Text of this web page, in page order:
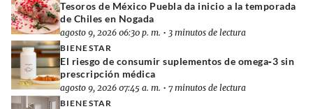
Tesoros de México Puebla da inicio a la temporada
de Chiles en Nogada
agosto 9, 2026 06:30 p. m. • 3 minutos de lectura
BIENESTAR
El riesgo de consumir suplementos de omega‑3 sin
prescripción médica
agosto 9, 2026 07:45 a. m. • 7 minutos de lectura
BIENESTAR